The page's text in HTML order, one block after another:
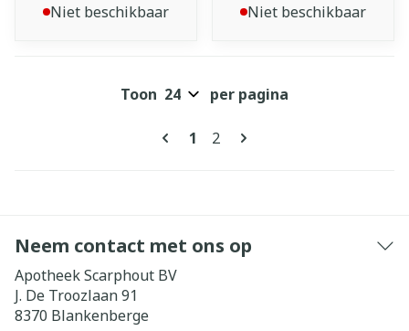
Niet beschikbaar Niet beschikbaar
Pagina's
U lees momenteel pagina
1 Pagina
2
Toon per pagina
Neem contact met ons op
Apotheek Scarphout BV
J. De Troozlaan 91
8370 Blankenberge